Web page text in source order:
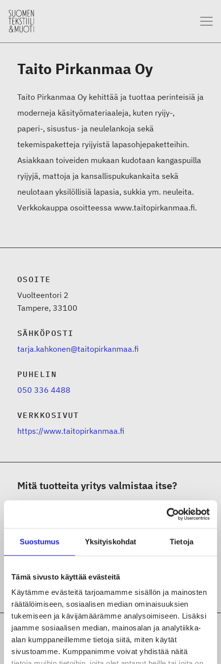
Suostumus Yksityiskohdat Tietoja
Tämä sivusto käyttää evästeitä
Käytämme evästeitä tarjoamamme sisällön ja mainosten
räätälöimiseen, sosiaalisen median ominaisuuksien
tukemiseen ja kävijämäärämme analysoimiseen. Lisäksi
jaamme sosiaalisen median, mainosalan ja analytiikka-
alan kumppaneillemme tietoja siitä, miten käytät
sivustoamme. Kumppanimme voivat yhdistää näitä
Taito Pirkanmaa Oy
Taito Pirkanmaa Oy kehittää ja tuottaa perinteisiä ja
moderneja käsityömateriaaleja, kuten ryijy-,
paperi-, sisustus- ja neulelankoja sekä
tekemispaketteja ryijyistä lapasohjepaketteihin.
Asiakkaan toiveiden mukaan kudotaan kangaspuilla
ryijyjä, mattoja ja kansallispukukankaita sekä
neulotaan yksilöllisiä lapasia, sukkia ym. neuleita.
Verkkokauppa osoitteessa www.taitopirkanmaa.fi.
OSOITE
Vuolteentori 2
Tampere, 33100
SÄHKÖPOSTI
tarja.kahkonen@taitopirkanmaa.fi
PUHELIN
050 336 4488
VERKKOSIVUT
https://www.taitopirkanmaa.fi
Mitä tuotteita yritys valmistaa itse?
Sisustus-ja huonekalutekstiilit
työvaatteet)
Lisätiedot yrityksen tuotteista,
palveluista ja valmistusvaiheista